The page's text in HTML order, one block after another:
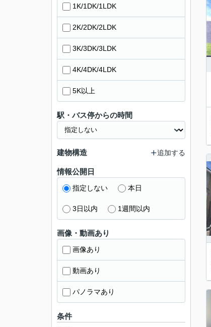
1K/1DK/1LDK
2K/2DK/2LDK
3K/3DK/3LDK
4K/4DK/4LDK
5K以上
駅・バス停からの時間
建物構造 追加する
情報公開日
指定しない 本日
3日以内 1週間以内
画像・動画あり
画像あり
動画あり
パノラマあり
条件